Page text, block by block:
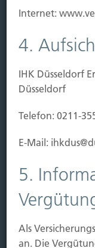
Baubeginn
Einzug/
Schaden
Kontakt
Brück |
Kontaktformular
© Hubert Brück KG
Internet:
4.
IHK Düsseldorf
Düsseldorf
Telefon: 0211-
E-Mail:
5.
Als
an. Die